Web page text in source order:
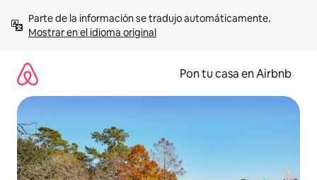
contenidoMostrar en el idioma original
Pon tu casa en Airbnb